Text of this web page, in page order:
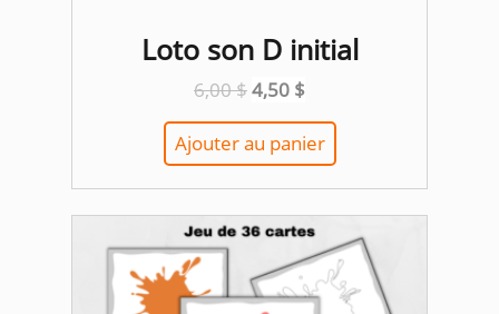
Loto son D initial
6,00$Le
prix
initial
était :
6,00 $.
4,50 $Le
actuel
est :
4,50 $.
Ajouter au panier